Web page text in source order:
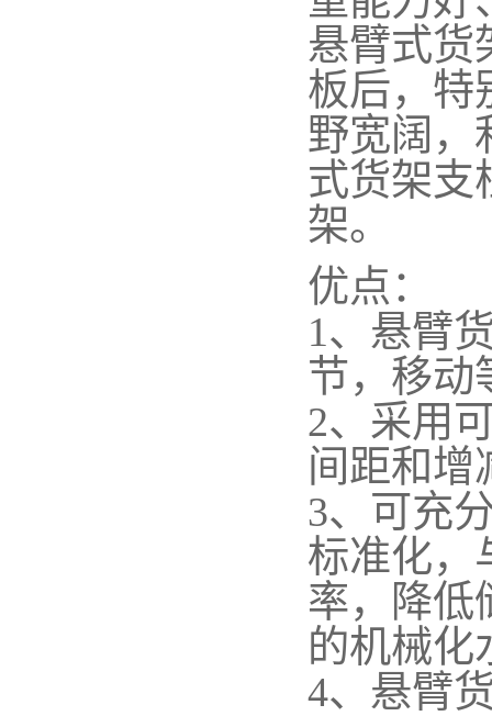
悬臂式货
板后，特
野宽阔，
式货架支
架。
优点：
1、悬臂
节，移动
2、采用
间距和增
3、可充
标准化，
率，降低
的机械化
4、悬臂